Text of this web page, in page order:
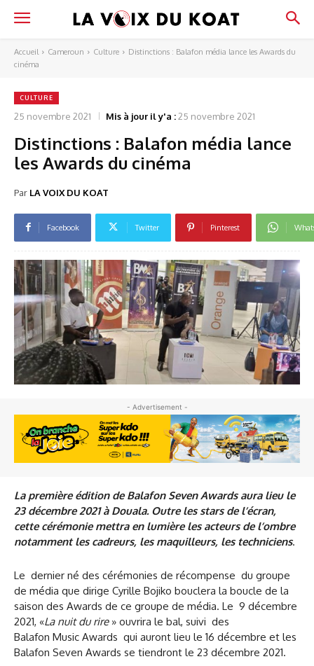
Accueil Cameroun Culture
Distinctions : Balafon média lance les Awards du
cinéma
CULTURE
25 novembre 2021 Mis à jour il y'a :25 novembre 2021
Distinctions : Balafon média lance
les Awards du cinéma
Par LA VOIX DU KOAT
Facebook Twitter Pinterest
- Advertisement -
La première édition de Balafon Seven Awards aura lieu le
23 décembre 2021 à Douala. Outre les stars de l’écran,
cette cérémonie mettra en lumière les acteurs de l’ombre
notamment les cadreurs, les maquilleurs, les techniciens.
Le dernier né des cérémonies de récompense du groupe
de média que dirige Cyrille Bojiko bouclera la boucle de la
saison des Awards de ce groupe de média. Le 9 décembre
2021, «La nuit du rire» ouvrira le bal, suivi des
Balafon Music Awards qui auront lieu le 16 décembre et les
Balafon Seven Awards se tiendront le 23 décembre 2021.